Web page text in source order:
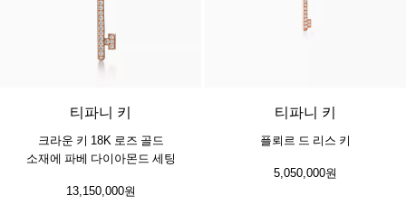
티파니 키
크라운 키 18K 로즈 골드
소재에 파베 다이아몬드 세팅
13,150,000원
티파니 키
플뢰르 드 리스 키
5,050,000원